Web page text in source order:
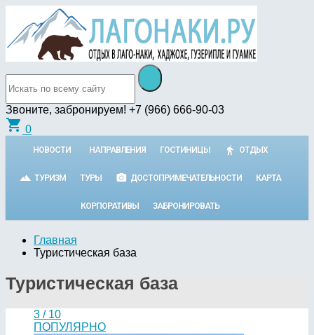
Звоните, забронируем! +7 (966) 666-90-03
shopping_cart 0
НОВОСТИ НАПРАВЛЕНИЯ ГОСТИНИЦЫ ОТДЫХ
ТУРИЗМ ТУРЫ ДОСТОПРИМЕЧАТЕЛЬНОСТИ КАРТА
КОРПОРАТИВЫ ЗАБРОНИРОВАТЬ
Главная
Туристическая база
Туристическая база
3 / 10
ПОПУЛЯРНО